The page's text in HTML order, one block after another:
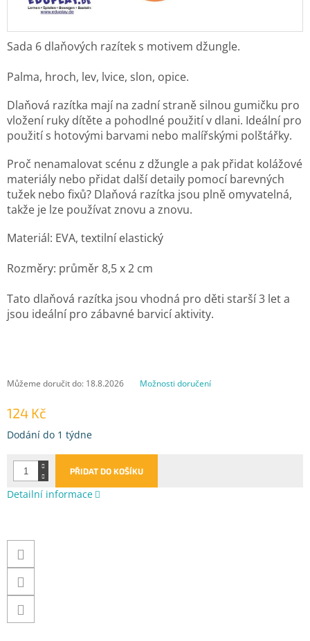
124 Kč
Měrná
Dodání do 1 týdne
Můžeme doručit do: 18.8.2026 Možnosti doručení
PŘIDAT DO KOŠÍKU
Sada 6 dlaňových razítek s motivem džungle.
Palma, hroch, lev, lvice, slon, opice.
Dlaňová razítka mají na zadní straně silnou gumičku pro
vložení ruky dítěte a pohodlné použití v dlani. Ideální pro
použití s ​​hotovými barvami nebo malířskými polštářky.
Proč nenamalovat scénu z džungle a pak přidat kolážové
materiály nebo přidat další detaily pomocí barevných
tužek nebo fixů? Dlaňová razítka jsou plně omyvatelná,
takže je lze používat znovu a znovu.
Materiál: EVA, textilní elastický
Rozměry: průměr 8,5 x 2 cm
Tato dlaňová razítka jsou vhodná pro děti starší 3 let a
jsou ideální pro zábavné barvicí aktivity.
Detailní informace